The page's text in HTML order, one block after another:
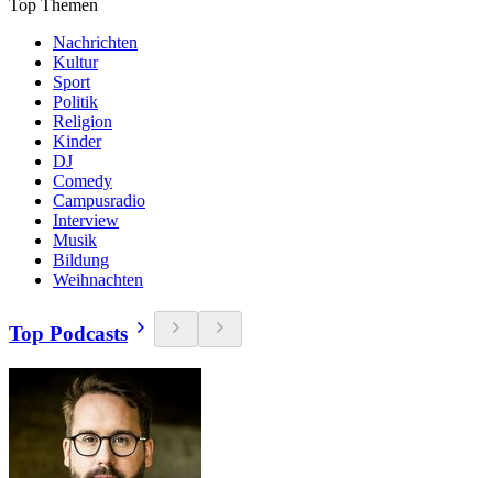
Top Themen
Nachrichten
Kultur
Sport
Politik
Religion
Kinder
DJ
Comedy
Campusradio
Interview
Musik
Bildung
Weihnachten
Top Podcasts